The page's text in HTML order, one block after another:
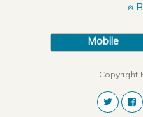
Mobile
Copyright